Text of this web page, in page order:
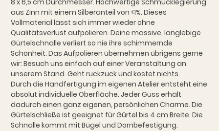
8 x 6,5 cm Durchmesser. Hochwertige Schmucklegierung
aus Zinn mit einem Silberanteil von <1%. Dieses
Vollmaterial lässt sich immer wieder ohne
Qualitätsverlust aufpolieren. Deine massive, langlebige
Gürtelschnalle verliert so nie ihre schimmernde
Schönheit. Das Aufpolieren übernehmen übrigens gerne
wir: Besuch uns einfach auf einer Veranstaltung an
unserem Stand. Geht ruckzuck und kostet nichts.
Durch die Handfertigung im eigenen Atelier entsteht eine
absolut individuelle Oberfläche. Jeder Guss erhält
dadurch einen ganz eigenen, persönlichen Charme. Die
Gürtelschließe ist geeignet für Gürtel bis 4 cm Breite. Die
Schnalle kommt mit Bügel und Dornbefestigung.